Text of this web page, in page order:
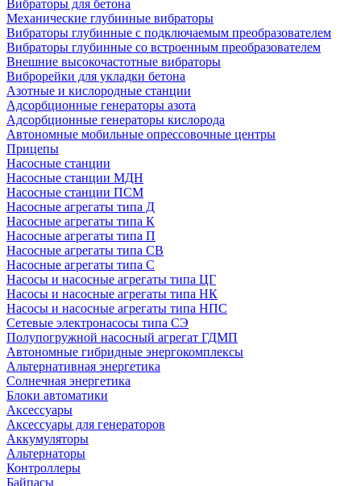
Вибраторы для бетона
Механические глубинные вибраторы
Вибраторы глубинные с подключаемым преобразователем
Вибраторы глубинные со встроенным преобразователем
Внешние высокочастотные вибраторы
Виброрейки для укладки бетона
Азотные и кислородные станции
Адсорбционные генераторы азота
Адсорбционные генераторы кислорода
Автономные мобильные опрессовочные центры
Прицепы
Насосные станции
Насосные станции МДН
Насосные станции ПСМ
Насосные агрегаты типа Д
Насосные агрегаты типа К
Насосные агрегаты типа П
Насосные агрегаты типа СВ
Насосные агрегаты типа С
Насосы и насосные агрегаты типа ЦГ
Насосы и насосные агрегаты типа НК
Насосы и насосные агрегаты типа НПС
Сетевые электронасосы типа СЭ
Полупогружной насосный агрегат ГДМП
Автономные гибридные энергокомплексы
Альтернативная энергетика
Солнечная энергетика
Блоки автоматики
Аксессуары
Аксессуары для генераторов
Аккумуляторы
Альтернаторы
Контроллеры
Байпасы